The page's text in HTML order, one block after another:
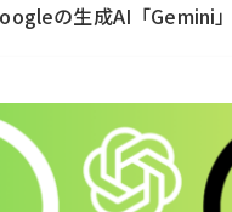
の生成AI「Gemini
ム指示」として登録し
毎回長いプ […]